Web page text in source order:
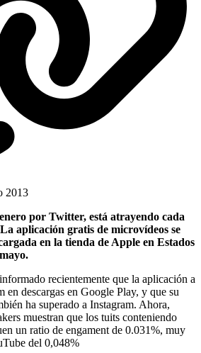
2013
por Twitter, está atrayendo cada
aplicación gratis de microvídeos se
en la tienda de Apple en Estados
recientemente que la aplicación a
en descargas en Google Play, y que su
ha superado a Instagram. Ahora,
muestran que los tuits conteniendo
un ratio de engament de 0.031%, muy
del 0,048%